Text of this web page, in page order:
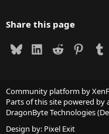
Share this page
BlueskyLinkedIn
Reddit
Community platform by
Parts of this site powered by
DragonByte Technologies(
Design by: Pixel Exit